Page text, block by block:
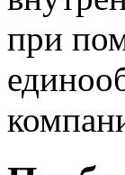
при